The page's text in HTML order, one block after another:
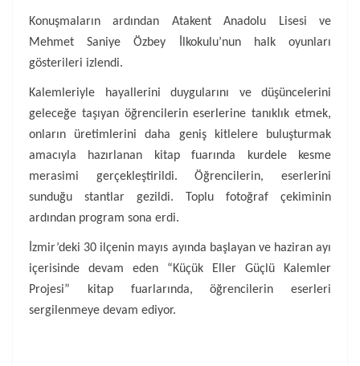
Konuşmaların ardından Atakent Anadolu Lisesi ve
Mehmet Saniye Özbey İlkokulu’nun halk oyunları
gösterileri izlendi.
Kalemleriyle hayallerini duygularını ve düşüncelerini
geleceğe taşıyan öğrencilerin eserlerine tanıklık etmek,
onların üretimlerini daha geniş kitlelere buluşturmak
amacıyla hazırlanan kitap fuarında kurdele kesme
merasimi gerçekleştirildi. Öğrencilerin, eserlerini
sunduğu stantlar gezildi. Toplu fotoğraf çekiminin
ardından program sona erdi.
İzmir’deki 30 ilçenin mayıs ayında başlayan ve haziran ayı
içerisinde devam eden “Küçük Eller Güçlü Kalemler
Projesi” kitap fuarlarında, öğrencilerin eserleri
sergilenmeye devam ediyor.